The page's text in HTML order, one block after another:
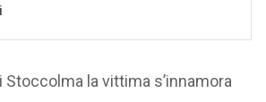
la vittima s’innamora